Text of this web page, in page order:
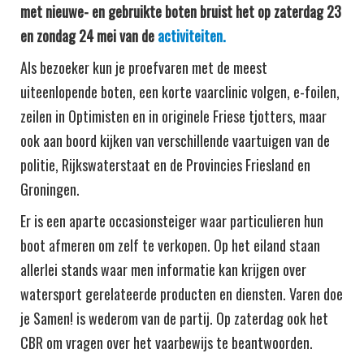
met nieuwe- en gebruikte boten bruist het op zaterdag 23
en zondag 24 mei van deactiviteiten.
Als bezoeker kun je proefvaren met de meest
uiteenlopende boten, een korte vaarclinic volgen, e-foilen,
zeilen in Optimisten en in originele Friese tjotters, maar
ook aan boord kijken van verschillende vaartuigen van de
politie, Rijkswaterstaat en de Provincies Friesland en
Groningen.
Er is een aparte occasionsteiger waar particulieren hun
boot afmeren om zelf te verkopen. Op het eiland staan
allerlei stands waar men informatie kan krijgen over
watersport gerelateerde producten en diensten. Varen doe
je Samen! is wederom van de partij. Op zaterdag ook het
CBR om vragen over het vaarbewijs te beantwoorden.